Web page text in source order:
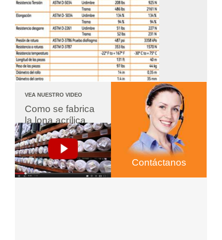
VEA NUESTRO VIDEO
Como se fabrica
la lona acrílica
Contáctanos